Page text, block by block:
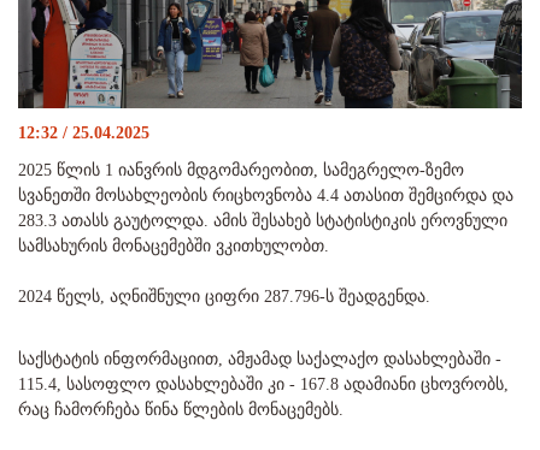
12:32 / 25.04.2025
2025 წლის 1 იანვრის მდგომარეობით, სამეგრელო-ზემო
სვანეთში მოსახლეობის რიცხოვნობა 4.4 ათასით შემცირდა და
283.3 ათასს გაუტოლდა. ამის შესახებ სტატისტიკის ეროვნული
სამსახურის მონაცემებში ვკითხულობთ.
2024 წელს, აღნიშნული ციფრი 287.796-ს შეადგენდა.
საქსტატის ინფორმაციით, ამჟამად საქალაქო დასახლებაში -
115.4, სასოფლო დასახლებაში კი - 167.8 ადამიანი ცხოვრობს,
რაც ჩამორჩება წინა წლების მონაცემებს.